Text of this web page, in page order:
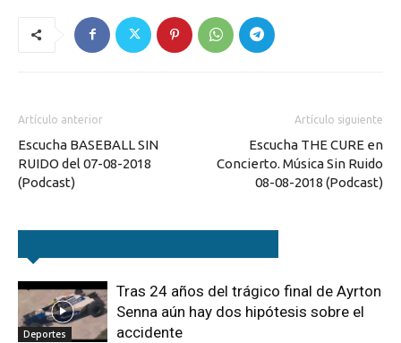
Artículo anterior
Escucha BASEBALL SIN
RUIDO del 07-08-2018
(Podcast)
Artículo siguiente
Escucha THE CURE en
Concierto. Música Sin Ruido
08-08-2018 (Podcast)
Deportes
Tras 24 años del trágico final de Ayrton
Senna aún hay dos hipótesis sobre el
accidente